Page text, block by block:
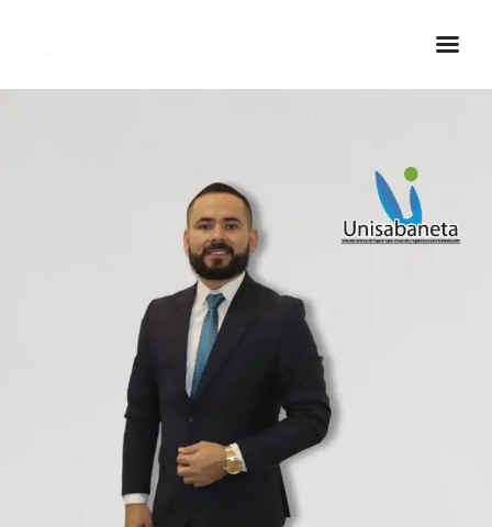
Descarga La APP
Programas
Noticias
Equipo
Sobre Nosotros
Contactos